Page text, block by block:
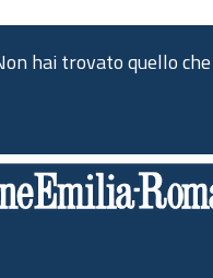
hai trovato quello che